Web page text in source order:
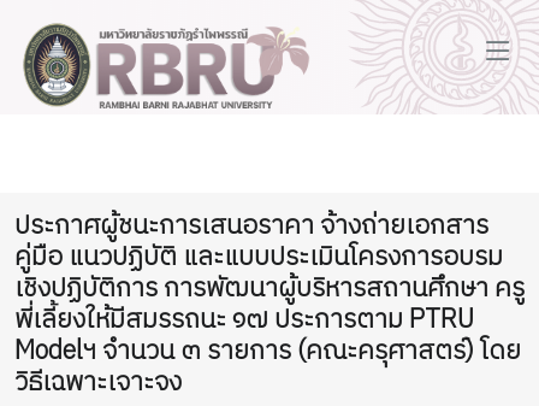
ประกาศผู้ชนะการเสนอราคา จ้างถ่ายเอกสาร
คู่มือ แนวปฏิบัติ และแบบประเมินโครงการอบรม
เชิงปฏิบัติการ การพัฒนาผู้บริหารสถานศึกษา ครู
พี่เลี้ยงให้มีสมรรถนะ ๑๗ ประการตาม PTRU
Modelฯ จำนวน ๓ รายการ (คณะครุศาสตร์) โดย
วิธีเฉพาะเจาะจง